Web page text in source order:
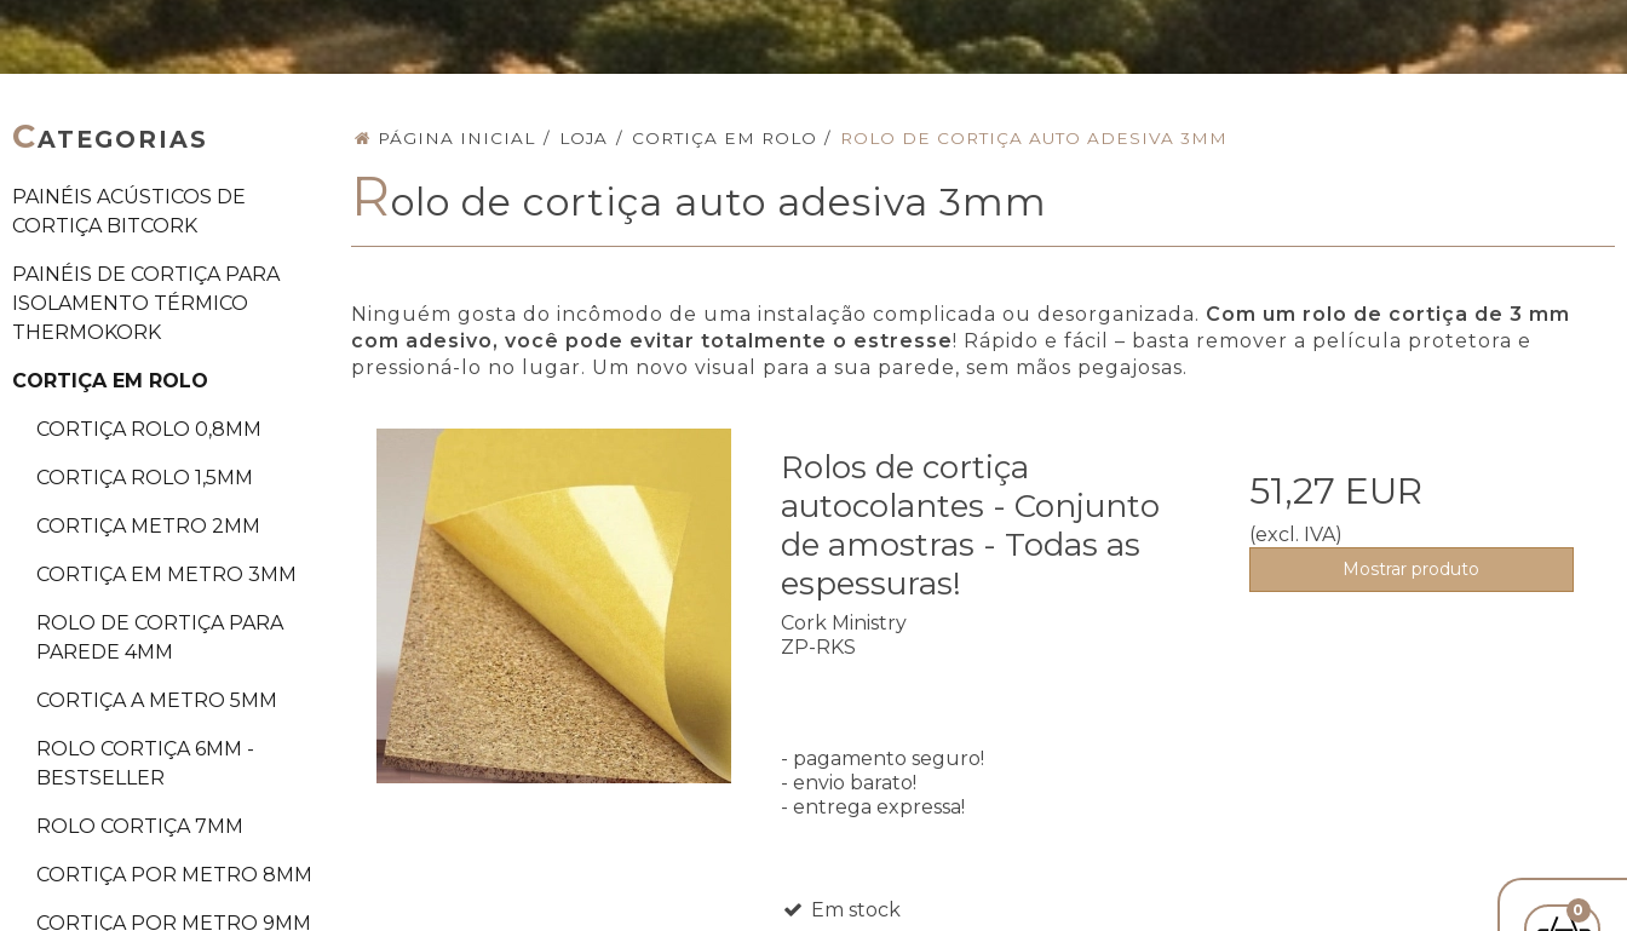
0
CATEGORIAS
PAINÉIS ACÚSTICOS DE
CORTIÇA BITCORK
PAINÉIS DE CORTIÇA PARA
ISOLAMENTO TÉRMICO
THERMOKORK
CORTIÇA EM ROLO
CORTIÇA ROLO 0,8MM
CORTIÇA ROLO 1,5MM
CORTIÇA METRO 2MM
CORTIÇA EM METRO 3MM
ROLO DE CORTIÇA PARA
PAREDE 4MM
CORTIÇA A METRO 5MM
ROLO CORTIÇA 6MM -
BESTSELLER
ROLO CORTIÇA 7MM
CORTIÇA POR METRO 8MM
CORTIÇA POR METRO 9MM
PÁGINA INICIAL / LOJA / CORTIÇA EM ROLO / ROLO DE CORTIÇA AUTO ADESIVA 3MM
Rolo de cortiça auto adesiva 3mm
Ninguém gosta do incômodo de uma instalação complicada ou desorganizada. Com um rolo de cortiça de 3 mm
com adesivo, você pode evitar totalmente o estresse! Rápido e fácil – basta remover a película protetora e
pressioná-lo no lugar. Um novo visual para a sua parede, sem mãos pegajosas.
Rolos de cortiça
autocolantes - Conjunto
de amostras - Todas as
espessuras!
Cork Ministry
ZP-RKS
- pagamento seguro!
- envio barato!
- entrega expressa!
Em stock
51,27 EUR
(excl. IVA)
Mostrar produto